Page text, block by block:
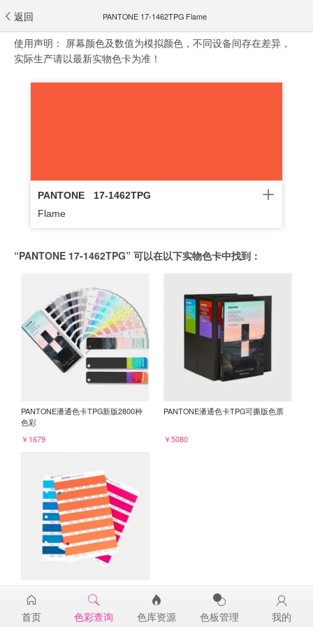
返回 PANTONE 17-1462TPG Flame
使用声明： 屏幕颜色及数值为模拟颜色，不同设备间存在差异，
实际生产请以最新实物色卡为准！
PANTONE
17-1462TPG
Flame
“PANTONE 17-1462TPG” 可以在以下实物色卡中找到：
PANTONE潘通色卡TPG新版2800种
色彩
￥1679
PANTONE潘通色卡TPG可撕版色票
￥5080
17-1462TPG
￥98
首页 色彩查询 色库资源 色板管理 我的